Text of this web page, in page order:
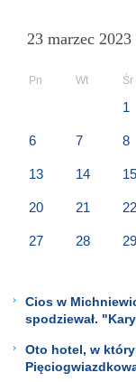
23 marzec 2023
Pn Wt Śr
1
6 7 8
13 14 15
20 21 22
27 28 29
Cios w
spodziewał.
Oto hotel, w